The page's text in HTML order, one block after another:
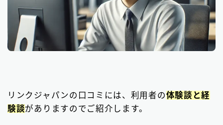
リンクジャパンの口コミには、利用者の体験談と経
験談がありますのでご紹介します。